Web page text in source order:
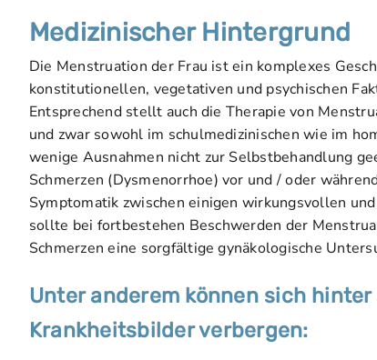
Medizinischer Hintergrund
Die Menstruation der Frau ist ein komplexes
konstitutionellen, vegetativen und psychischen
Entsprechend stellt auch die Therapie von
und zwar sowohl im schulmedizinischen wie im
wenige Ausnahmen nicht zur Selbstbehandlung
Schmerzen (Dysmenorrhoe) vor und / oder
Symptomatik zwischen einigen wirkungsvollen
sollte bei fortbestehen Beschwerden der
Schmerzen eine sorgfältige gynäkologische
Unter anderem können sich
Krankheitsbilder verbergen: